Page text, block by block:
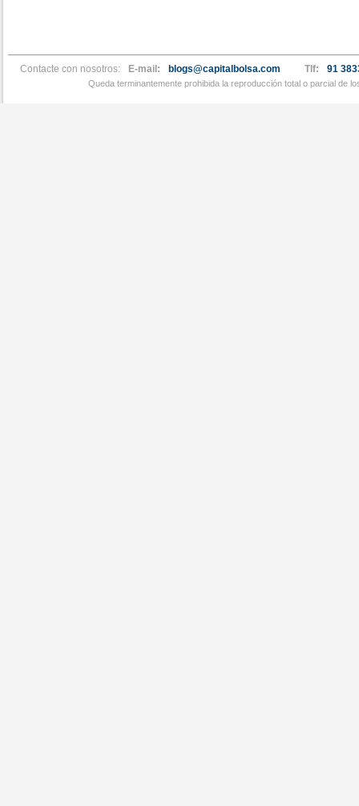
Contacte con nosotros: E-mail: blogs@capitalbolsa.com Tlf: 91
Queda terminantemente prohibida la reproducción total o parcial de